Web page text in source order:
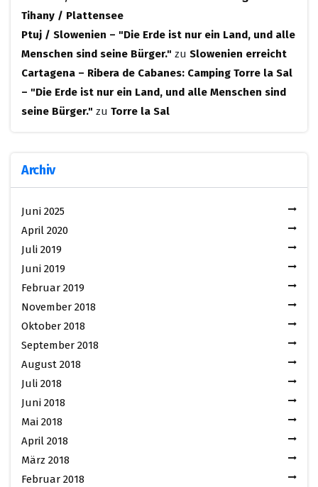
Tihany / Plattensee
Ptuj / Slowenien – "Die Erde ist nur ein Land, und alle
Menschen sind seine Bürger." zu Slowenien erreicht
Cartagena – Ribera de Cabanes: Camping Torre la Sal
– "Die Erde ist nur ein Land, und alle Menschen sind
seine Bürger." zu Torre la Sal
Archiv
Juni 2025
April 2020
Juli 2019
Juni 2019
Februar 2019
November 2018
Oktober 2018
September 2018
August 2018
Juli 2018
Juni 2018
Mai 2018
April 2018
März 2018
Februar 2018